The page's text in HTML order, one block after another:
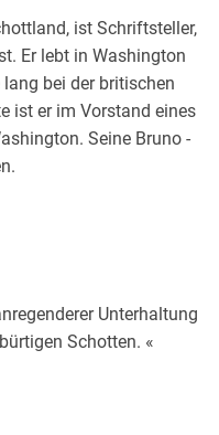
ist Schriftsteller,
Er lebt in Washington
bei der britischen
ist er im Vorstand eines
Seine Bruno -
Unterhaltung
Schotten. «